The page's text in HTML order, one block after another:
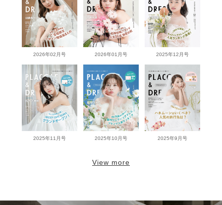
2026年02月号 2026年01月号 2025年12月号
2025年11月号 2025年10月号 2025年9月号
View more